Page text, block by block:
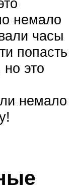
немало
часы
попасть
это
немало